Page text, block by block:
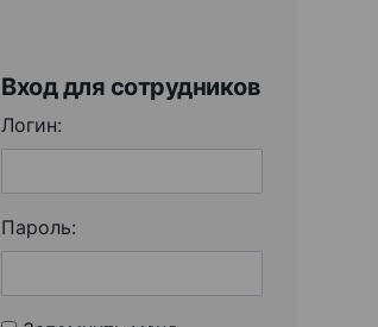
Вход для сотрудников
Логин:
Пароль: